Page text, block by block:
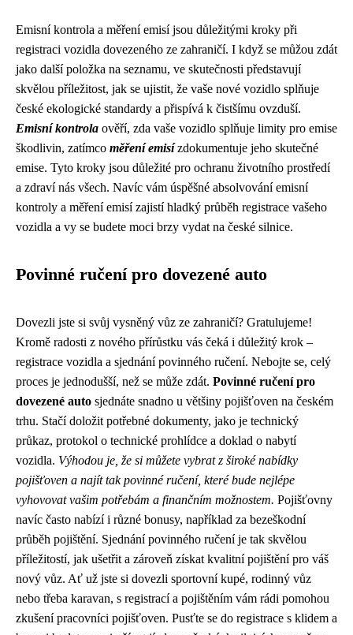
Emisní kontrola a měření emisí jsou důležitými kroky při
registraci vozidla dovezeného ze zahraničí. I když se můžou zdát
jako další položka na seznamu, ve skutečnosti představují
skvělou příležitost, jak se ujistit, že vaše nové vozidlo splňuje
české ekologické standardy a přispívá k čistšímu ovzduší.
Emisní kontrola ověří, zda vaše vozidlo splňuje limity pro emise
škodlivin, zatímco měření emisízdokumentuje jeho skutečné
emise. Tyto kroky jsou důležité pro ochranu životního prostředí
a zdraví nás všech. Navíc vám úspěšné absolvování emisní
kontroly a měření emisí zajistí hladký průběh registrace vašeho
vozidla a vy se budete moci brzy vydat na české silnice.
Povinné ručení pro dovezené auto
Dovezli jste si svůj vysněný vůz ze zahraničí? Gratulujeme!
Kromě radosti z nového přírůstku vás čeká i důležitý krok –
registrace vozidla a sjednání povinného ručení. Nebojte se, celý
proces je jednodušší, než se může zdát. Povinné ručení pro
dovezené auto sjednáte snadno u většiny pojišťoven na českém
trhu. Stačí doložit potřebné dokumenty, jako je technický
průkaz, protokol o technické prohlídce a doklad o nabytí
vozidla. Výhodou je, že si můžete vybrat z široké nabídky
pojišťoven a najít tak povinné ručení, které bude nejlépe
vyhovovat vašim potřebám a finančním možnostem. Pojišťovny
navíc často nabízí i různé bonusy, například za bezeškodní
průběh pojištění. Sjednání povinného ručení je tak skvělou
příležitostí, jak ušetřit a zároveň získat kvalitní pojištění pro váš
nový vůz. Ať už jste si dovezli sportovní kupé, rodinný vůz
nebo třeba karavan, s registrací a pojištěním vám rádi pomohou
zkušení pracovníci pojišťoven. Pusťte se do registrace s klidem a